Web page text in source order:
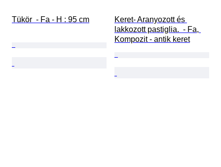
Tükör  - Fa - H : 95 cm
Keret- Aranyozott és
lakkozott pastiglia.  - Fa,
Kompozit - antik keret